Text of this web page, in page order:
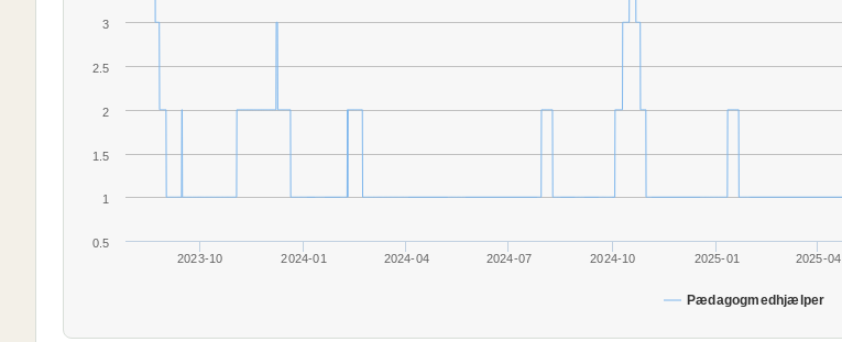
Pædagogmedhjælper
2023-10 2024-01 2024-04 2024-07 2024-10 2025-01 2025-04
0.5
1
1.5
2
2.5
3